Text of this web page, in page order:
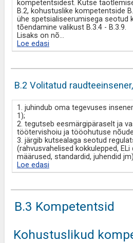
kompetentsidest. Kutse
B.2, kohustuslike kompetentside
ühe spetsialiseerumisega seotud
tõendamine valikust B.3.4 - B.3.9.
Lisaks on nõ...
Loe edasi
B.2 Volitatud
1. juhindub oma tegevuses
1);
2. tegutseb eesmärgipäraselt ja
töötervishoiu ja tööohutuse
3. järgib kutsealaga seotud
(rahvusvahelised kokkulepped, ELi
määrused, standardid, juhendid
Loe edasi
B.3 Kompetentsid
Kohustuslikud